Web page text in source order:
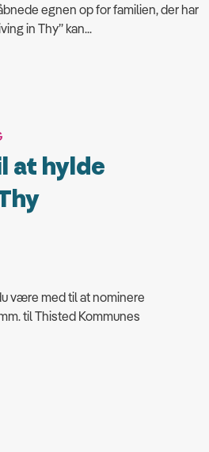
egnen op for familien, der har
in Thy” kan...
at hylde
være med til at nominere
til Thisted Kommunes